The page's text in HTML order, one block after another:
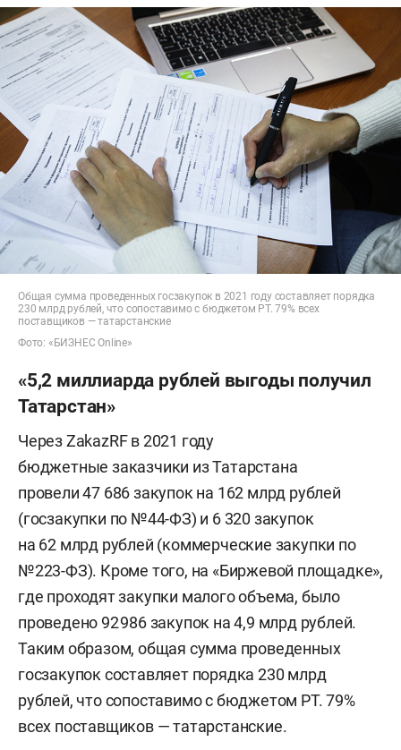
Общая сумма проведенных госзакупок в 2021 году составляет порядка
230 млрд рублей, что сопоставимо с бюджетом РТ. 79% всех
поставщиков — татарстанские
Фото: «БИЗНЕС Online»
«5,2 миллиарда рублей выгоды получил
Татарстан»
Через ZakazRF в 2021 году
бюджетные заказчики из Татарстана
провели 47 686 закупок на 162 млрд рублей
(госзакупки по №44-ФЗ) и 6 320 закупок
на 62 млрд рублей (коммерческие закупки по
№223-ФЗ). Кроме того, на «Биржевой площадке»,
где проходят закупки малого объема, было
проведено 92 986 закупок на 4,9 млрд рублей.
Таким образом, общая сумма проведенных
госзакупок составляет порядка 230 млрд
рублей, что сопоставимо с бюджетом РТ. 79%
всех поставщиков — татарстанские.